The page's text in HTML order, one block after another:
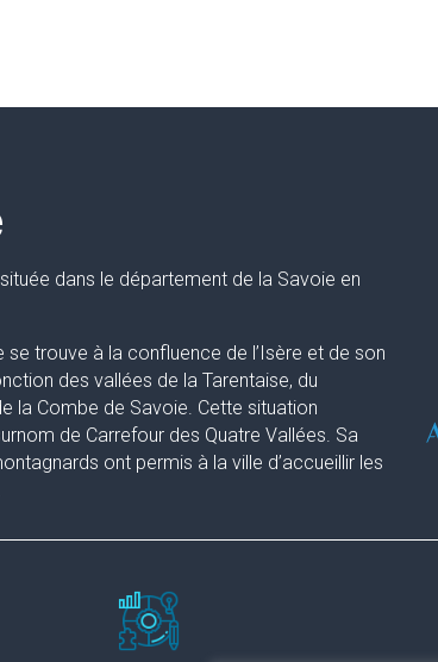
dans le département de la Savoie en
trouve à la confluence de l’Isère et de son
des vallées de la Tarentaise, du
la Combe de Savoie. Cette situation
de Carrefour des Quatre Vallées. Sa
ont permis à la ville d’accueillir les